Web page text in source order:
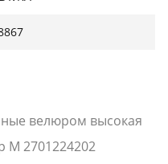
велюром высокая
М 2701224202